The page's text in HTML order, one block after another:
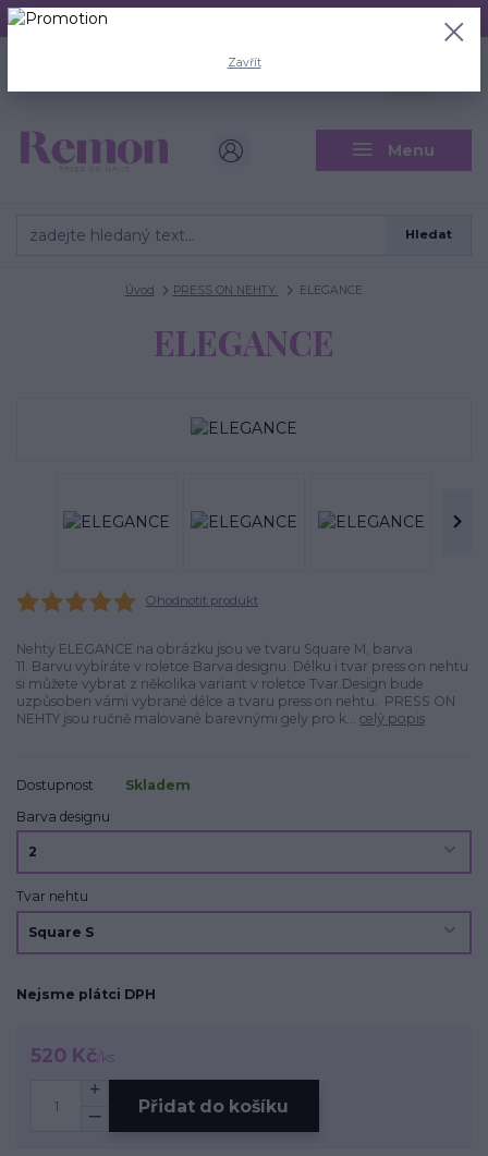
Aktuální doba odeslání je 3 - 5 pracovních dní.
Menu
CZK
Hledat
Úvod PRESS ON NEHTY ELEGANCE
ELEGANCE
Ohodnotit produkt
Nehty ELEGANCE na obrázku jsou ve tvaru Square M, barva
11. Barvu vybíráte v roletce Barva designu. Délku i tvar press on nehtu
si můžete vybrat z několika variant v roletce Tvar.Design bude
uzpůsoben vámi vybrané délce a tvaru press on nehtu. PRESS ON
NEHTY jsou ručně malované barevnými gely pro k... celý popis
Dostupnost
Skladem
Barva designu
Tvar nehtu
Nejsme plátci DPH
520 Kč/ks
Přidat do košíku
Zavřít